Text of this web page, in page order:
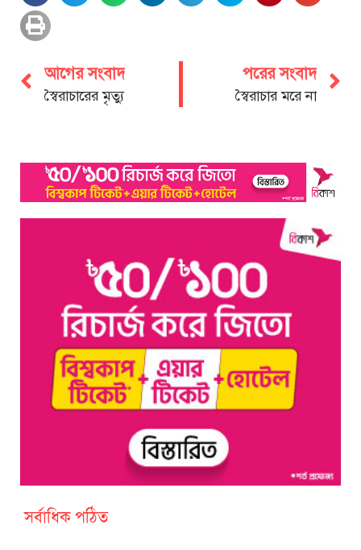
আগের সংবাদ
স্বৈরাচারের মৃত্যু
পরের সংবাদ
স্বৈরাচার মরে না
সর্বাধিক পঠিত